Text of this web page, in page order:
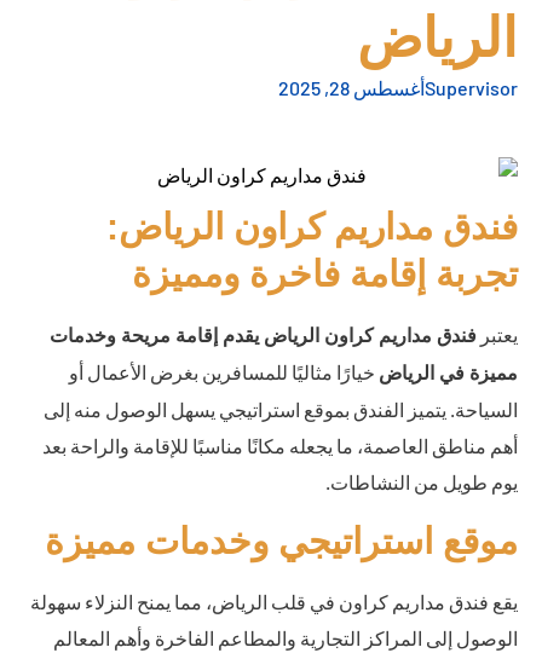
الرياض
Supervisorأغسطس 28, 2025
فندق مداريم كراون الرياض:
تجربة إقامة فاخرة ومميزة
يعتبر فندق مداريم كراون الرياض يقدم إقامة مريحة وخدمات
مميزة في الرياض خيارًا مثاليًا للمسافرين بغرض الأعمال أو
السياحة. يتميز الفندق بموقع استراتيجي يسهل الوصول منه إلى
أهم مناطق العاصمة، ما يجعله مكانًا مناسبًا للإقامة والراحة بعد
يوم طويل من النشاطات.
موقع استراتيجي وخدمات مميزة
يقع فندق مداريم كراون في قلب الرياض، مما يمنح النزلاء سهولة
الوصول إلى المراكز التجارية والمطاعم الفاخرة وأهم المعالم